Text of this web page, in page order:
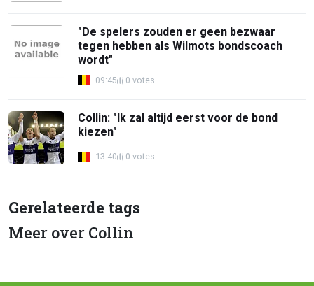
"De spelers zouden er geen bezwaar
tegen hebben als Wilmots bondscoach
wordt"
09:45 0 votes
Collin: "Ik zal altijd eerst voor de bond
kiezen"
13:40 0 votes
Gerelateerde tags
Meer over Collin